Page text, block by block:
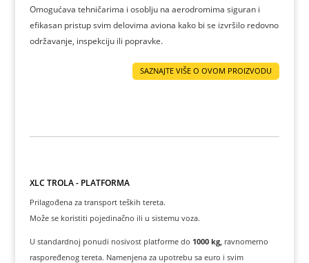
Omogućava tehničarima i osoblju na aerodromima siguran i
efikasan pristup svim delovima aviona kako bi se izvršilo redovno
održavanje, inspekciju ili popravke.
SAZNAJTE VIŠE O OVOM PROIZVODU
XLC TROLA - PLATFORMA
Prilagođena za transport teških tereta.
Može se koristiti pojedinačno ili u sistemu voza.
U standardnoj ponudi nosivost platforme do 1000 kg, ravnomerno
raspoređenog tereta. Namenjena za upotrebu sa euro i svim